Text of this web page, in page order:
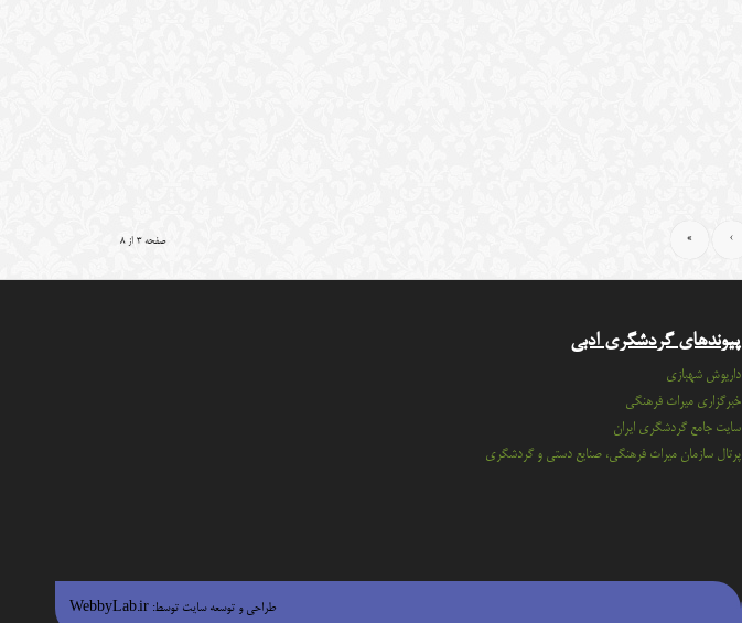
صفحه 3 از 8 ›
»
پیوندهای گردشگری ادبی
داریوش شهبازی
خبرگزاری میراث فرهنگی
سايت جامع گردشگري ايران
پرتال سازمان ميراث فرهنگي، صنايع دستي و گردشگري
طراحی و توسعه سایت توسط: WebbyLab.ir